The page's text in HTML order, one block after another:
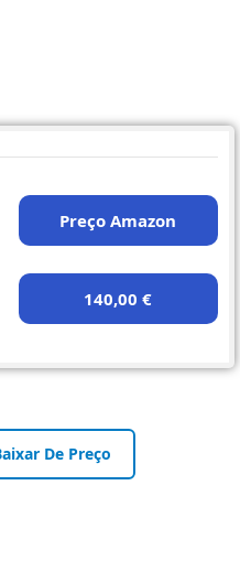
Preço Amazon
140,00 €
De Preço